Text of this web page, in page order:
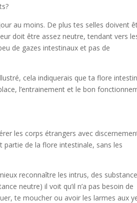
au moins. De plus tes selles doivent
doit être assez neutre, tendant vers
de gazes intestinaux et pas de
cela indiquerais que ta flore
l’entrainement et le bon
les corps étrangers avec
partie de la flore intestinale, sans les
reconnaître les intrus, des
neutre) il voit qu’il n’a pas besoin de
te moucher ou avoir les larmes aux